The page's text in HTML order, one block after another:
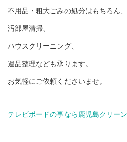
不用品・粗大ごみの処分はもちろん、
汚部屋清掃、
ハウスクリーニング、
遺品整理なども承ります。
お気軽にご依頼くださいませ。
テレビボードの事なら鹿児島クリー